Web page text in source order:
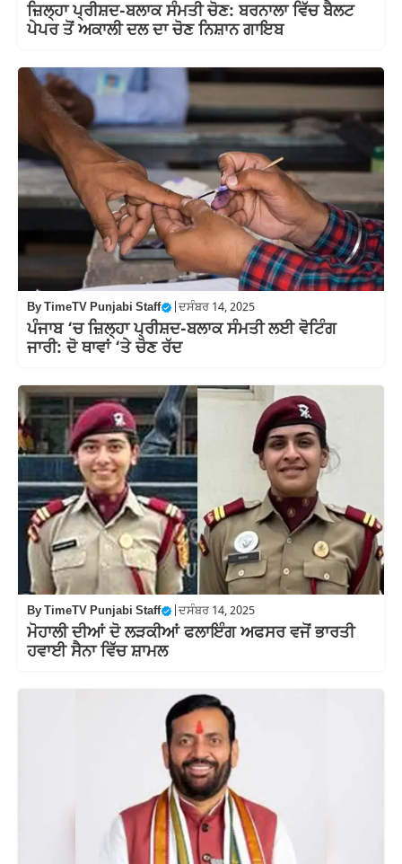
ਜ਼ਿਲ੍ਹਾ ਪ੍ਰੀਸ਼ਦ-ਬਲਾਕ ਸੰਮਤੀ ਚੋਣ: ਬਰਨਾਲਾ ਵਿੱਚ ਬੈਲਟ
ਪੇਪਰ ਤੋਂ ਅਕਾਲੀ ਦਲ ਦਾ ਚੋਣ ਨਿਸ਼ਾਨ ਗਾਇਬ
ByTimeTV Punjabi Staff ਦਸੰਬਰ 14, 2025
ਪੰਜਾਬ ‘ਚ ਜ਼ਿਲ੍ਹਾ ਪ੍ਰੀਸ਼ਦ-ਬਲਾਕ ਸੰਮਤੀ ਲਈ ਵੋਟਿੰਗ
ਜਾਰੀ: ਦੋ ਥਾਵਾਂ ‘ਤੇ ਚੋਣ ਰੱਦ
ByTimeTV Punjabi Staff ਦਸੰਬਰ 14, 2025
ਮੋਹਾਲੀ ਦੀਆਂ ਦੋ ਲੜਕੀਆਂ ਫਲਾਇੰਗ ਅਫਸਰ ਵਜੋਂ ਭਾਰਤੀ
ਹਵਾਈ ਸੈਨਾ ਵਿੱਚ ਸ਼ਾਮਲ